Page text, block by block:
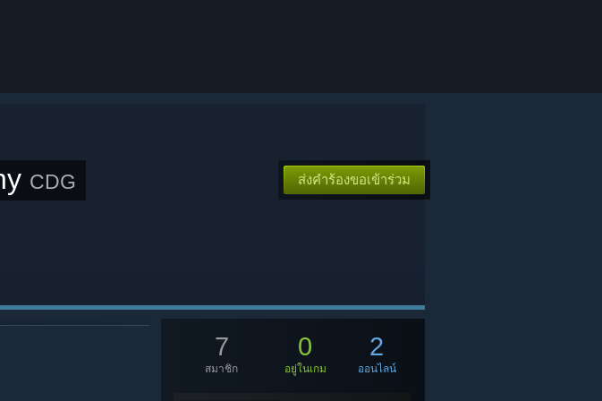
CDG ส่งคำร้องขอเข้าร่วม
7
สมาชิก
0
อยู่ในเกม
2
ออนไลน์